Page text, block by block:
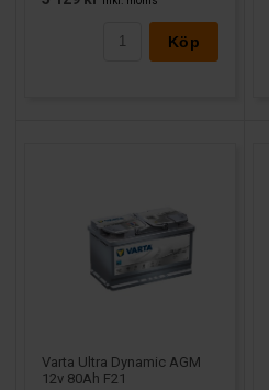
Köp
Varta Ultra Dynamic AGM
12v 80Ah F21